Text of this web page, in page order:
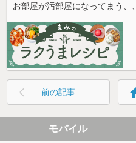
お部屋が汚部屋になってまう、、
前の記事
モバイル